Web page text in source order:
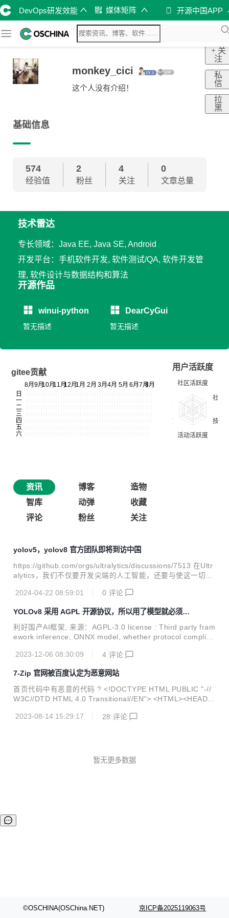
DevOps研发效能 媒体矩阵 开源中国APP
monkey_cici
这个人没有介绍！
+ 关
注
私
信
拉
黑
基础信息
574
经验值
2
粉丝
4
关注
0
文章总量
技术雷达
专长领域：Java EE, Java SE, Android
开发平台：手机软件开发, 软件测试/QA, 软件开发管
理, 软件设计与数据结构和算法
开源作品
winui-python
暂无描述
DearCyGui
暂无描述
gitee贡献
用户活跃度
资讯 博客
造物
智库
动弹
收藏
评论
粉丝 关注
yolov5，yolov8 官方团队即将到访中国
https://github.com/orgs/ultralytics/discussions/7513 在Ultr
alytics，我们不仅要开发尖端的人工智能，还要与使这一切成
我们计划在中国举行一次聚会，我们希望您帮助我们选择完美
议。 深圳——科技中心！ 北京——熙熙攘攘的首都！ 上海
——充满活力的大都市！
2024-04-22 08:59:01 0 评论
YOLOv8 采用 AGPL 开源协议，所以用了模型就必须开
源？
利好国产AI框架, 来源：AGPL-3.0 license : Third party fram
ework inference, ONNX model, whether protocol complian
com) yolov5,yolov8,用了模型就必须开源, 采用AGPL-3.0 开
开源, 否则要购买企业许可证, 虽然国内环境大家都懂， 但是
现在火爆的yolo检测，要慎重, 毕竟你在训练的时候，他们...
2023-12-06 08:30:09 4 评论
7-Zip 官网被百度认定为恶意网站
首页代码中有恶意的代码 ? <!DOCTYPE HTML PUBLIC "-//
W3C//DTD HTML 4.0 Transitional//EN"> <HTML><HEAD>
ML; CHARSET=UTF-8"> <LINK href="/style.css" rel="style
2023-08-14 15:29:17 28 评论
暂无更多数据
©OSCHINA(OSChina.NET) 京ICP备2025119063号